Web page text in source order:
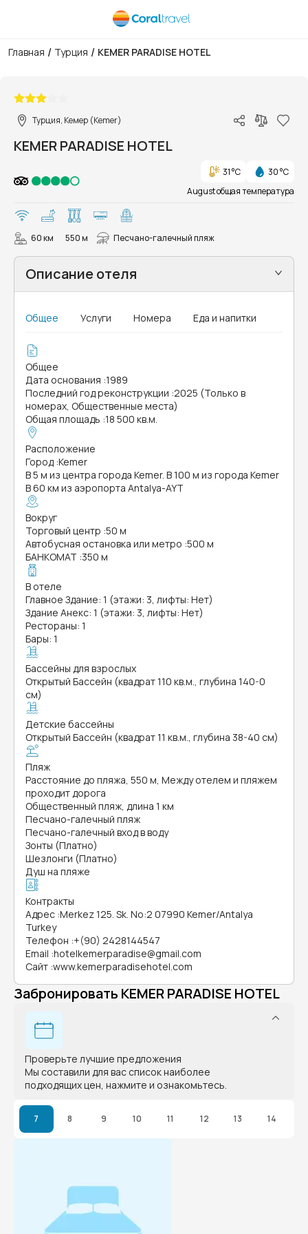
Главная / Турция / KEMER PARADISE HOTEL
Турция, Кемер (Kemer)
KEMER PARADISE HOTEL
31 °C
30 °C
August общая температура
60 км 550 м Песчано-галечный пляж
Описание отеля
Общее Услуги Номера Еда и напитки
Общее
Дата основания :1989
Последний год реконструкции :2025 (Только в
номерах, Общественные места)
Общая площадь :18 500 кв.м.
Расположение
Город :Kemer
В 5 м из центра города Kemer. В 100 м из города Kemer
В 60 км из аэропорта Antalya-AYT
Вокруг
Торговый центр :50 м
Автобусная остановка или метро :500 м
БАНКОМАТ :350 м
В отеле
Главное Здание: 1 (этажи: 3, лифты: Нет)
Здание Анекс: 1 (этажи: 3, лифты: Нет)
Рестораны: 1
Бары: 1
Бассейны для взрослых
Открытый Бассейн (квадрат 110 кв.м., глубина 140-0
см)
Детские бассейны
Открытый Бассейн (квадрат 11 кв.м., глубина 38-40 см)
Пляж
Расстояние до пляжа, 550 м, Между отелем и пляжем
проходит дорога
Общественный пляж, длина 1 км
Песчано-галечный пляж
Песчано-галечный вход в воду
Зонты (Платно)
Шезлонги (Платно)
Душ на пляже
Контракты
Адрес :Merkez 125. Sk. No:2 07990 Kemer/Antalya
Turkey
Телефон :+(90) 2428144547
Email :hotelkemerparadise@gmail.com
Сайт :www.kemerparadisehotel.com
Забронировать KEMER PARADISE HOTEL
Проверьте лучшие предложения
Мы составили для вас список наиболее
подходящих цен, нажмите и ознакомьтесь.
7 8 9 10 11 12 13 14